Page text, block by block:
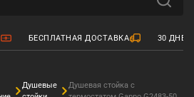
БЕСПЛАТНАЯ ДОСТАВКА 30
Душевые
Душевая стойка с